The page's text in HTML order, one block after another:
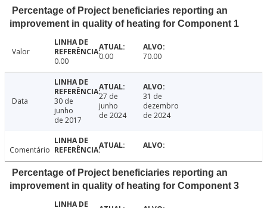
Percentage of Project beneficiaries reporting an
improvement in quality of heating for Component 1
Valor
0.00
0.00 70.00
Data
30 de
junho
de 2017
27 de
junho
de 2024
31 de
dezembro
de 2024
Comentário
Percentage of Project beneficiaries reporting an
improvement in quality of heating for Component 3